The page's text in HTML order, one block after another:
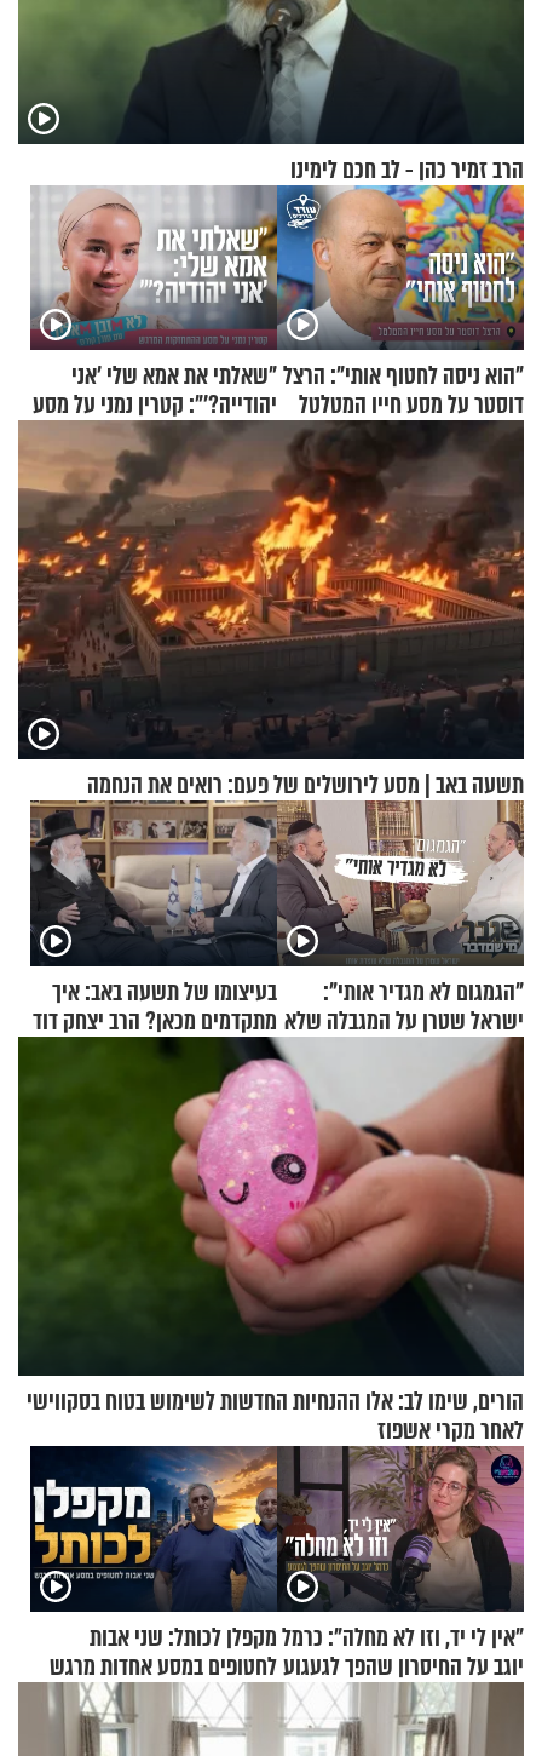
הרב זמיר כהן - לב חכם לימינו
"הוא ניסה לחטוף אותי": הרצל
דוסטר על מסע חייו המטלטל
"שאלתי את אמא שלי 'אני
יהודייה?'": קטרין נמני על מסע
ההתחזקות המרגש
תשעה באב | מסע לירושלים של פעם: רואים את הנחמה
"הגמגום לא מגדיר אותי":
ישראל שטרן על המגבלה שלא
עוצרת אותו
בעיצומו של תשעה באב: איך
מתקדמים מכאן? הרב יצחק דוד
גרוסמן בשיחה מיוחדת
הורים, שימו לב: אלו ההנחיות החדשות לשימוש בטוח בסקווישי
לאחר מקרי אשפוז
"אין לי יד, וזו לא מחלה": כרמל
יוגב על החיסרון שהפך לגעגוע
מקפלן לכותל: שני אבות
לחטופים במסע אחדות מרגש